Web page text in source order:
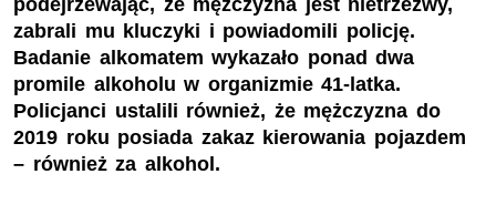
podejrzewając, że mężczyzna jest nietrzeźwy,
zabrali mu kluczyki i powiadomili policję.
Badanie alkomatem wykazało ponad dwa
promile alkoholu w organizmie 41-latka.
Policjanci ustalili również, że mężczyzna do
2019 roku posiada zakaz kierowania pojazdem
– również za alkohol.